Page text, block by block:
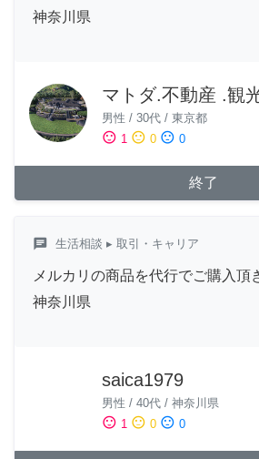
神奈川県
マトダ.不動産 .観
男性 / 30代 / 東京都
sentiment_satisfied 1 sentiment_neutral 0 sentiment_dissatisfied 0
終了
chat 生活相談 ▸ 取引・キャリア
メルカリの商品を代行でご購入頂
神奈川県
saica1979
男性 / 40代 / 神奈川県
sentiment_satisfied 1 sentiment_neutral 0 sentiment_dissatisfied 0